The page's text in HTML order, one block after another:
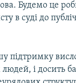
Будемо це
в суді до
підтримку
і досить